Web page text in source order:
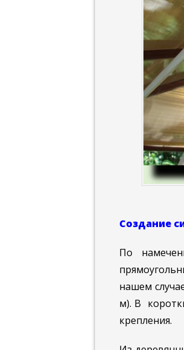
Создание
По
нашем
м). В
крепления.